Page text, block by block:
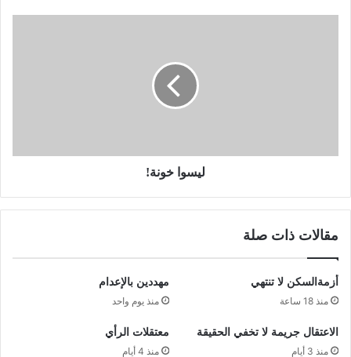
ليسوا خونة!
مقالات ذات صلة
أزمةالسكن لا تنتهي
منذ 18 ساعة
مهددين بالإعدام
منذ يوم واحد
الاعتقال جريمة لا تخفي الحقيقة
منذ 3 أيام
معتقلات الرأي
منذ 4 أيام